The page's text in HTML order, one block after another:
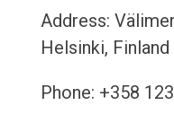
Address:
Helsinki, Finland
Phone: +358